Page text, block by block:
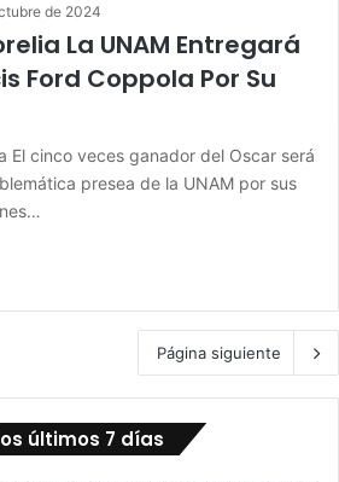
de 2024
La UNAM Entregará
Ford Coppola Por Su
El cinco veces ganador del Oscar será
presea de la UNAM por sus
Página siguiente
últimos 7 días